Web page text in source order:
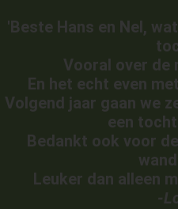
'Beste Hans en Nel,
Vooral over de
En het echt even
Volgend jaar gaan we
een
Bedankt ook voor
Leuker dan alleen
-